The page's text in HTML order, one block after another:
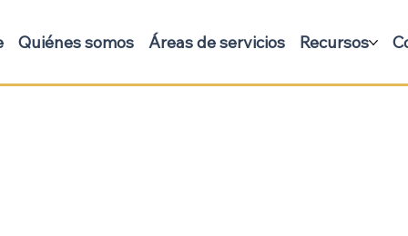
Quiénes somos Áreas de servicios Recursos